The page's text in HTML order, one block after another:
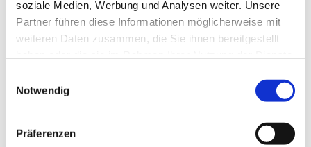
soziale Medien, Werbung und Analysen weiter. Unsere
Partner führen diese Informationen möglicherweise mit
weiteren Daten zusammen, die Sie ihnen bereitgestellt
Notwendig
Präferenzen
interessieren